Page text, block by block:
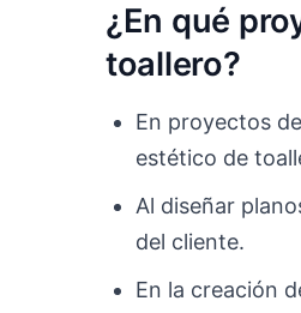
¿En qué
toallero?
En proyectos
estético de
Al diseñar
del cliente.
En la creación